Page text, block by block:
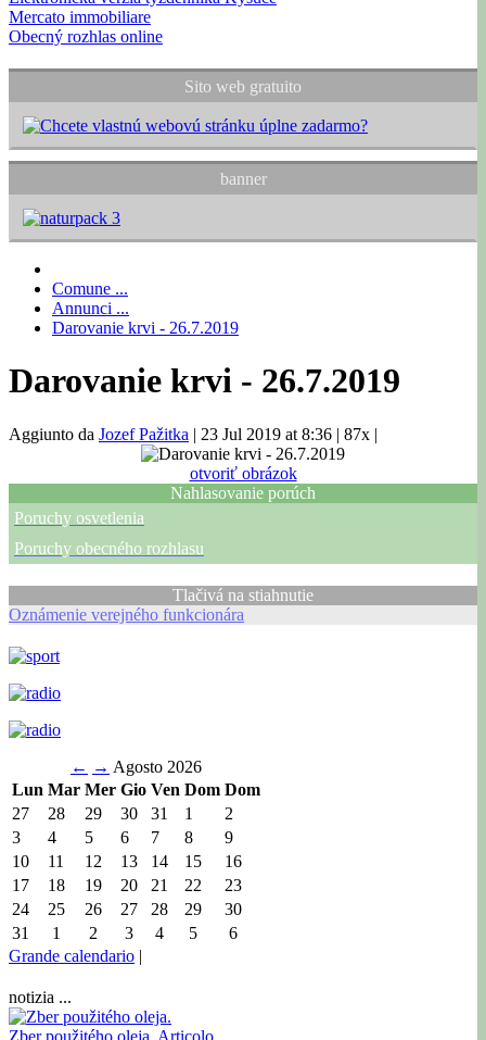
Mercato immobiliare
Obecný rozhlas online
Sito web gratuito
banner
Comune ...
Annunci ...
Darovanie krvi - 26.7.2019
Darovanie krvi - 26.7.2019
Aggiunto da Jozef Pažitka | 23 Jul 2019 at 8:36 | 87x |
otvoriť obrázok
Nahlasovanie porúch
Poruchy osvetlenia
Poruchy obecného rozhlasu
Tlačivá na stiahnutie
Oznámenie verejného funkcionára
← → Agosto 2026
Lun Mar Mer Gio Ven Dom Dom
27
28 29 30 31 1
2
3
4 5 6 7 8
9
10
11 12 13 14 15
16
17
18 19 20 21 22
23
24
25 26 27 28 29
30
31
1 2 3 4 5
6
Grande calendario |
notizia ...
Zber použitého oleja. Articolo ...